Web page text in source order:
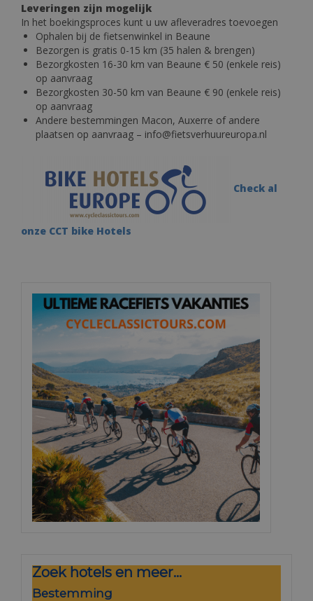
Leveringen zijn mogelijk
In het boekingsproces kunt u uw afleveradres toevoegen
Ophalen bij de fietsenwinkel in Beaune
Bezorgen is gratis 0-15 km (35 halen & brengen)
Bezorgkosten 16-30 km van Beaune € 50 (enkele reis)
op aanvraag
Bezorgkosten 30-50 km van Beaune € 90 (enkele reis)
op aanvraag
Andere bestemmingen Macon, Auxerre of andere
plaatsen op aanvraag – info@fietsverhuureuropa.nl
Check al
onze CCT bike Hotels
Zoek hotels en meer...
Bestemming